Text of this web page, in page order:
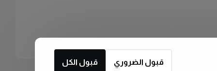
قبول الكل قبول الضروري